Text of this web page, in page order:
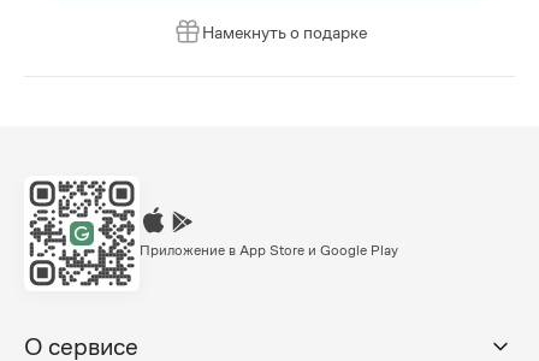
Намекнуть о подарке
Приложение в App Store и Google Play
О сервисе